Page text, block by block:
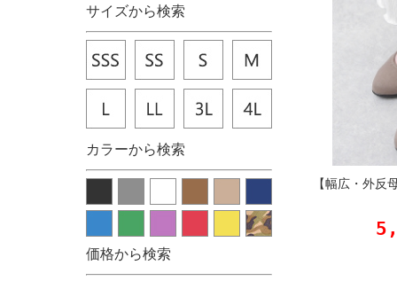
サイズから検索
カラーから検索
価格から検索
【幅広・外反